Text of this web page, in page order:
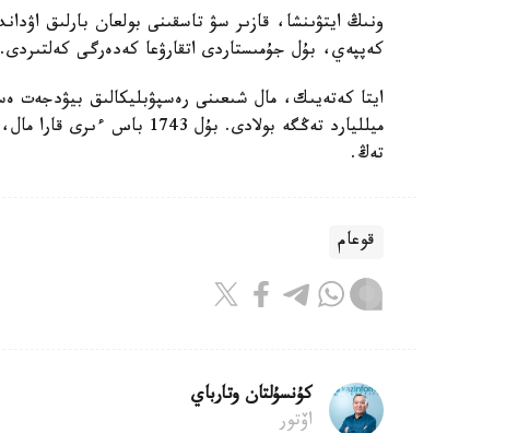
ونىڭ ايتۋىنشا، قازىر سۋ تاسقىنى بولعان بارلىق
كەپپەي، بۇل جۇمىستاردى اتقارۋعا كەدەرگى كەلتىردى.
تەڭ.
قوعام
كۇنسۇلتان وتارباي
اۆتور